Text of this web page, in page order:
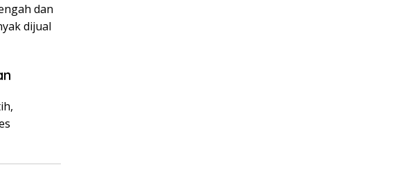
dan
dijual